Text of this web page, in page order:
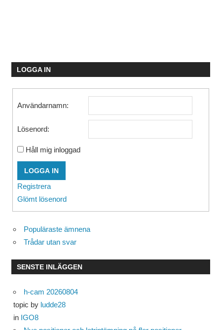
LOGGA IN
Användarnamn:
Lösenord:
Håll mig inloggad
LOGGA IN
Registrera
Glömt lösenord
Populäraste ämnena
Trådar utan svar
SENSTE INLÄGGEN
h-cam 20260804
topic by ludde28
in IGO8